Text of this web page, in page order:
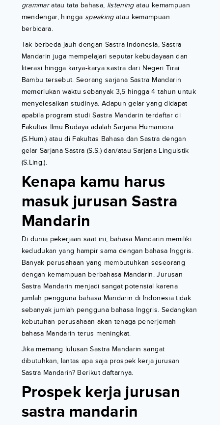
grammaratau tata bahasa, listeningatau kemampuan
mendengar, hingga speakingatau kemampuan
berbicara.
Tak berbeda jauh dengan Sastra Indonesia, Sastra
Mandarin juga mempelajari seputar kebudayaan dan
literasi hingga karya-karya sastra dari Negeri Tirai
Bambu tersebut. Seorang sarjana Sastra Mandarin
memerlukan waktu sebanyak 3,5 hingga 4 tahun untuk
menyelesaikan studinya. Adapun gelar yang didapat
apabila program studi Sastra Mandarin terdaftar di
Fakultas Ilmu Budaya adalah Sarjana Humaniora
(S.Hum.) atau di Fakultas Bahasa dan Sastra dengan
gelar Sarjana Sastra (S.S.) dan/atau Sarjana Linguistik
(S.Ling.).
Kenapa kamu harus
masuk jurusan Sastra
Mandarin
Di dunia pekerjaan saat ini, bahasa Mandarin memiliki
kedudukan yang hampir sama dengan bahasa Inggris.
Banyak perusahaan yang membutuhkan seseorang
dengan kemampuan berbahasa Mandarin. Jurusan
Sastra Mandarin menjadi sangat potensial karena
jumlah pengguna bahasa Mandarin di Indonesia tidak
sebanyak jumlah pengguna bahasa Inggris. Sedangkan
kebutuhan perusahaan akan tenaga penerjemah
bahasa Mandarin terus meningkat.
Jika memang lulusan Sastra Mandarin sangat
dibutuhkan, lantas apa saja prospek kerja jurusan
Sastra Mandarin? Berikut daftarnya.
Prospek kerja jurusan
sastra mandarin